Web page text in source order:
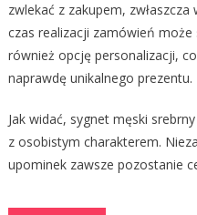
zwlekać z zakupem,
czas realizacji zamówień może
również opcję personalizacji,
naprawdę unikalnego prezentu.
Jak widać, sygnet męski
z osobistym charakterem.
upominek zawsze pozostanie